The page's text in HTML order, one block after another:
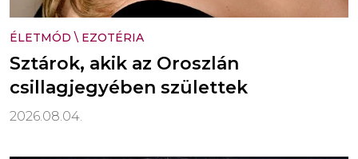
ÉLETMÓD \ EZOTÉRIA
Sztárok, akik az Oroszlán
csillagjegyében születtek
2026.08.04.